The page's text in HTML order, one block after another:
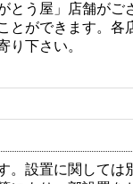
とう屋」店舗が
とができます。
り下さい。
。設置に関して